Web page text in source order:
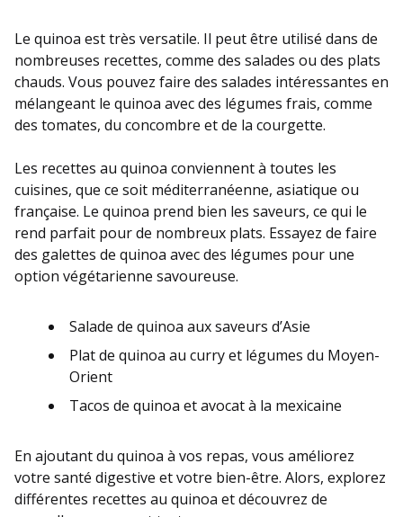
Le quinoa est très versatile. Il peut être utilisé dans de
nombreuses recettes, comme des salades ou des plats
chauds. Vous pouvez faire des salades intéressantes en
mélangeant le quinoa avec des légumes frais, comme
des tomates, du concombre et de la courgette.
Les recettes au quinoa conviennent à toutes les
cuisines, que ce soit méditerranéenne, asiatique ou
française. Le quinoa prend bien les saveurs, ce qui le
rend parfait pour de nombreux plats. Essayez de faire
des galettes de quinoa avec des légumes pour une
option végétarienne savoureuse.
Salade de quinoa aux saveurs d’Asie
Plat de quinoa au curry et légumes du Moyen-
Orient
Tacos de quinoa et avocat à la mexicaine
En ajoutant du quinoa à vos repas, vous améliorez
votre santé digestive et votre bien-être. Alors, explorez
différentes recettes au quinoa et découvrez de